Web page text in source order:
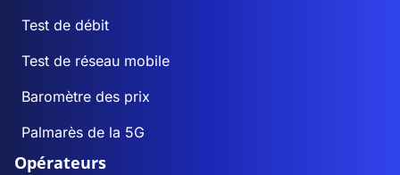
Test de débit
Test de réseau mobile
Baromètre des prix
Palmarès de la 5G
Opérateurs